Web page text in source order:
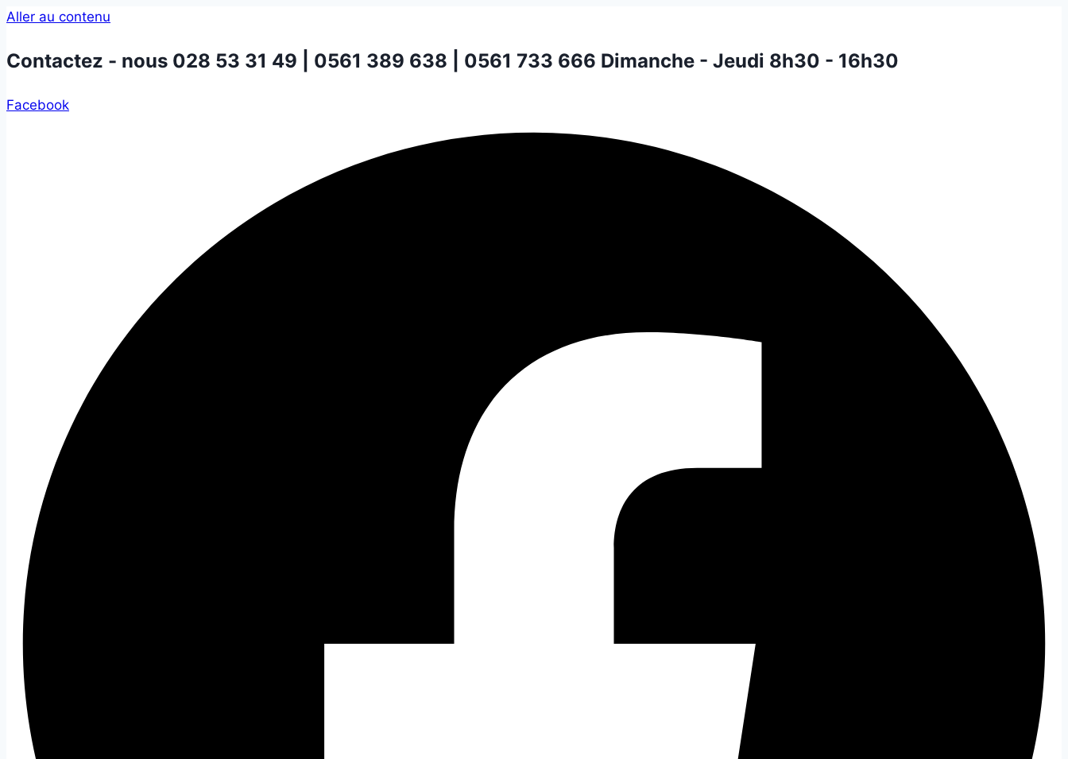
Aller au contenu
Contactez - nous 028 53 31 49 | 0561 389 638 | 0561 733 666 Dimanche - Jeudi 8h30 - 16h30
Facebook